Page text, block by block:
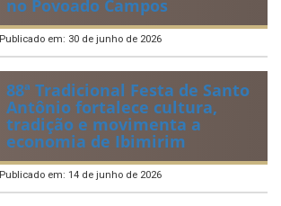
no Povoado Campos
Publicado em: 30 de junho de 2026
88ª Tradicional Festa de Santo
Antônio fortalece cultura,
tradição e movimenta a
economia de Ibimirim
Publicado em: 14 de junho de 2026